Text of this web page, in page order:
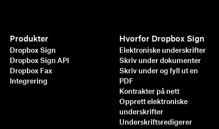
Produkter
Dropbox Sign
Dropbox Sign API
Dropbox Fax
Integrering
Hvorfor Dropbox Sign
Elektroniske underskrifter
Skriv under dokumenter
Skriv under og fyll ut en
PDF
Kontrakter på nett
Opprett elektroniske
underskrifter
Underskriftsredigerer